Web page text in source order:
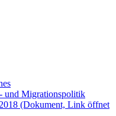
und Migrationspolitik
(Dokument, Link öffnet